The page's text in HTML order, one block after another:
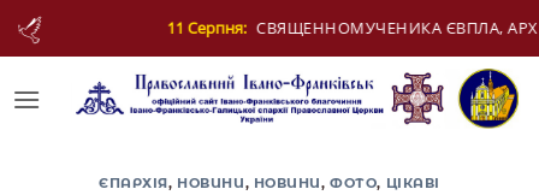
Skip
ЄВПЛА, АРХІДИЯКОНА
ЄПАРХІЯ, НОВИНИ, НОВИНИ,ФОТО, ЦІКАВІ